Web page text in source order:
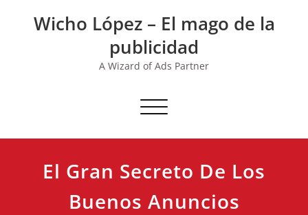
Wicho López – El mago de la
publicidad
A Wizard of Ads Partner
Toggle navigation
El Gran Secreto De Los
Buenos Anuncios